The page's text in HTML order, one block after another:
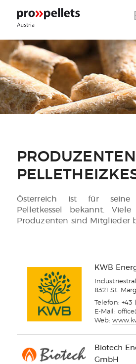
Österreich ist für seine
Pelletkessel bekannt.
Produzenten sind Mitglieder
KWB
8321 St.
Telefon: +43
E-Mail:
Web:
Biotech
GmbH